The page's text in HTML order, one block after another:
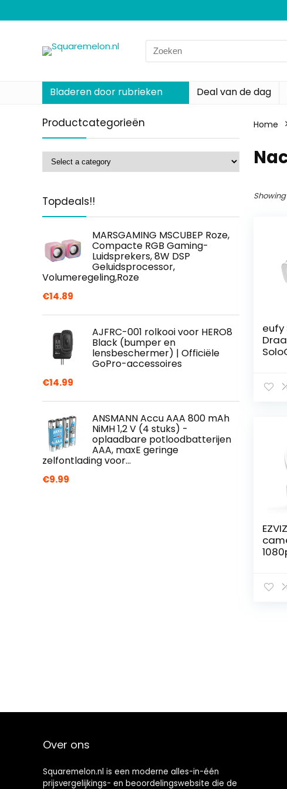
Search
for:
Bladeren door rubrieken Deal van de dag
Productcategorieën
Topdeals!!
MARSGAMING MSCUBEP Roze,
Compacte RGB Gaming-
Luidsprekers, 8W DSP
Geluidsprocessor,
Volumeregeling,Roze
€14.89
AJFRC-001 rolkooi voor HERO8
Black (bumper en
lensbeschermer) | Officiële
GoPro-accessoires
€14.99
ANSMANN Accu AAA 800 mAh
NiMH 1,2 V (4 stuks) -
oplaadbare potloodbatterijen
AAA, maxE geringe
zelfontlading voor…
€9.99
Home
eufy
ra
Over ons
Squaremelon.nl is een moderne alles-in-één
prijsvergelijkings- en beoordelingswebsite die de